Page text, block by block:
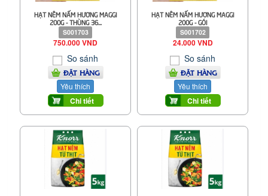
HẠT NÊM NẤM HƯƠNG MAGGI
200G - THÙNG 36...
S001703
750.000 VND
So sánh
ĐẶT HÀNG
Yêu thích
Chi tiết
HẠT NÊM NẤM HƯƠNG MAGGI
200G - GÓI
S001702
24.000 VND
So sánh
ĐẶT HÀNG
Yêu thích
Chi tiết